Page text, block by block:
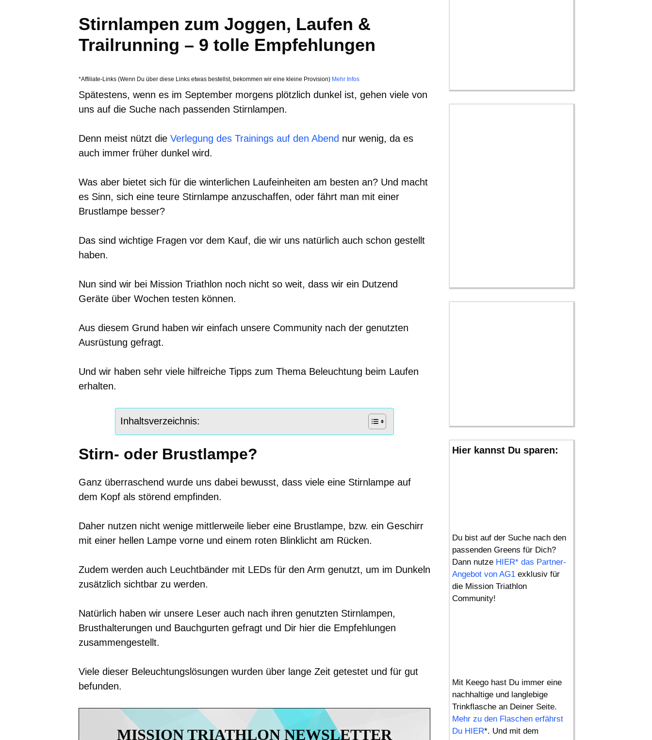
Stirnlampen zum Joggen, Laufen &
Trailrunning – 9 tolle Empfehlungen
*Affiliate-Links (Wenn Du über diese Links etwas bestellst, bekommen wir eine kleine Provision) Mehr Infos
Spätestens, wenn es im September morgens plötzlich dunkel ist, gehen viele von
uns auf die Suche nach passenden Stirnlampen.
Denn meist nützt die Verlegung des Trainings auf den Abend nur wenig, da es
auch immer früher dunkel wird.
Was aber bietet sich für die winterlichen Laufeinheiten am besten an? Und macht
es Sinn, sich eine teure Stirnlampe anzuschaffen, oder fährt man mit einer
Brustlampe besser?
Das sind wichtige Fragen vor dem Kauf, die wir uns natürlich auch schon gestellt
haben.
Nun sind wir bei Mission Triathlon noch nicht so weit, dass wir ein Dutzend
Geräte über Wochen testen können.
Aus diesem Grund haben wir einfach unsere Community nach der genutzten
Ausrüstung gefragt.
Und wir haben sehr viele hilfreiche Tipps zum Thema Beleuchtung beim Laufen
erhalten.
Inhaltsverzeichnis:
Stirn- oder Brustlampe?
Ganz überraschend wurde uns dabei bewusst, dass viele eine Stirnlampe auf
dem Kopf als störend empfinden.
Daher nutzen nicht wenige mittlerweile lieber eine Brustlampe, bzw. ein Geschirr
mit einer hellen Lampe vorne und einem roten Blinklicht am Rücken.
Zudem werden auch Leuchtbänder mit LEDs für den Arm genutzt, um im Dunkeln
zusätzlich sichtbar zu werden.
Natürlich haben wir unsere Leser auch nach ihren genutzten Stirnlampen,
Brusthalterungen und Bauchgurten gefragt und Dir hier die Empfehlungen
zusammengestellt.
Viele dieser Beleuchtungslösungen wurden über lange Zeit getestet und für gut
befunden.
MISSION TRIATHLON NEWSLETTER
Hier kannst Du sparen:
Du bist auf der Suche nach den
passenden Greens für Dich?
Dann nutze HIER* das Partner-
Angebot von AG1 exklusiv für
die Mission Triathlon
Community!
Mit Keego hast Du immer eine
nachhaltige und langlebige
Trinkflasche an Deiner Seite.
Mehr zu den Flaschen erfährst
Du HIER*. Und mit dem